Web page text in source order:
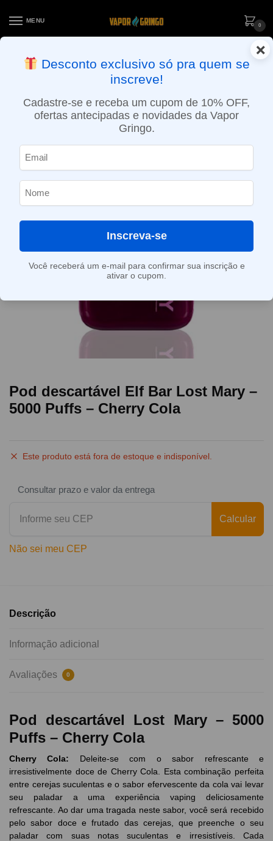
MENU
0
ENTREGA NO MESMO DIA EM SÃO PAULO (SEG A SEX): PEDIDOS
APROVADOS ATÉ 15:30 VIA MOTOBOY
Pod descartável Elf Bar Lost Mary –
5000 Puffs – Cherry Cola
Este produto está fora de estoque e indisponível.
Consultar prazo e valor da entrega
Calcular
Não sei meu CEP
Descrição
Informação adicional
Avaliações 0
Pod descartável Lost Mary – 5000
Puffs – Cherry Cola
Cherry Cola: Deleite-se com o sabor refrescante e
irresistivelmente doce de Cherry Cola. Esta combinação perfeita
entre cerejas suculentas e o sabor efervescente da cola vai levar
seu paladar a uma experiência vaping deliciosamente
refrescante. Ao dar uma tragada neste sabor, você será recebido
pelo sabor doce e frutado das cerejas, que preenche o seu
paladar com suas notas suculentas e irresistíveis. Cada
×
Desconto exclusivo só pra quem se
inscreve!
Cadastre-se e receba um cupom de 10% OFF,
ofertas antecipadas e novidades da Vapor
Gringo.
Inscreva-se
Você receberá um e-mail para confirmar sua inscrição e
ativar o cupom.